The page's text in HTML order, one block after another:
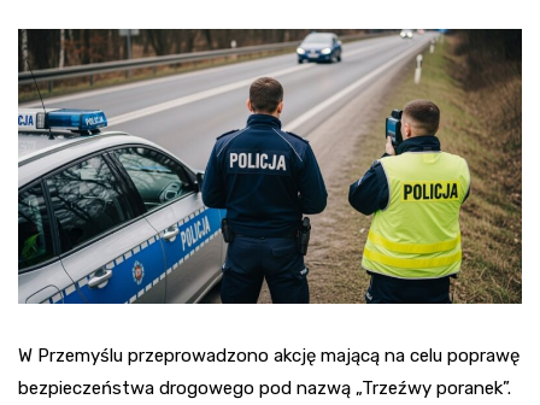
W Przemyślu przeprowadzono akcję mającą na celu poprawę
bezpieczeństwa drogowego pod nazwą „Trzeźwy poranek”.